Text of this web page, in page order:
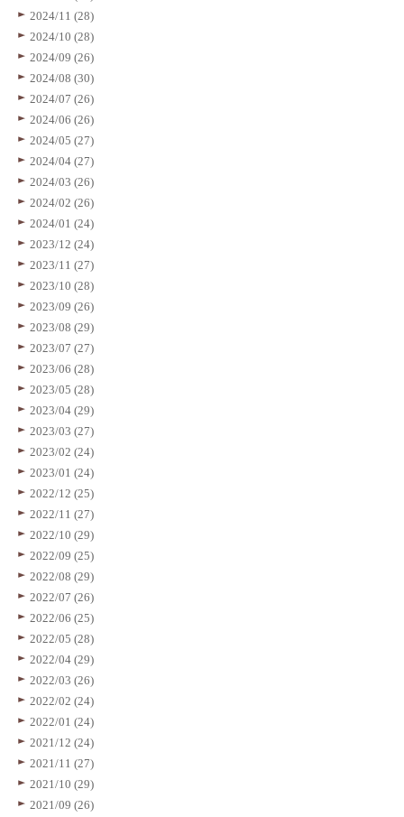
2024/11 (28)
2024/10 (28)
2024/09 (26)
2024/08 (30)
2024/07 (26)
2024/06 (26)
2024/05 (27)
2024/04 (27)
2024/03 (26)
2024/02 (26)
2024/01 (24)
2023/12 (24)
2023/11 (27)
2023/10 (28)
2023/09 (26)
2023/08 (29)
2023/07 (27)
2023/06 (28)
2023/05 (28)
2023/04 (29)
2023/03 (27)
2023/02 (24)
2023/01 (24)
2022/12 (25)
2022/11 (27)
2022/10 (29)
2022/09 (25)
2022/08 (29)
2022/07 (26)
2022/06 (25)
2022/05 (28)
2022/04 (29)
2022/03 (26)
2022/02 (24)
2022/01 (24)
2021/12 (24)
2021/11 (27)
2021/10 (29)
2021/09 (26)